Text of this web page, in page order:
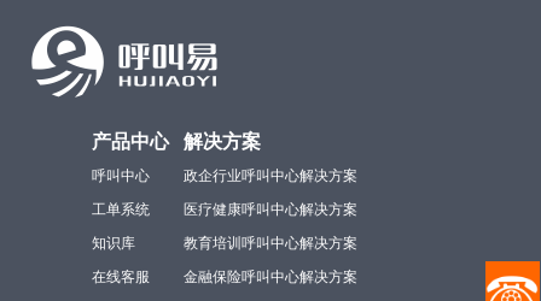
产品中心
呼叫中心
工单系统
知识库
在线客服
解决方案
政企行业呼叫中心解决方案
医疗健康呼叫中心解决方案
教育培训呼叫中心解决方案
金融保险呼叫中心解决方案